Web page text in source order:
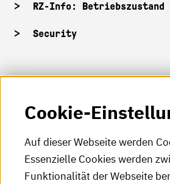
RZ-Info: Betriebszustand
Security
HKA-Shop
HKA-Videos
HKA-Podcast
HKA-Publikationen
Cookie-
Auf dieser Webseite werden
Essenzielle Cookies werden
Funktionalität der Webseite